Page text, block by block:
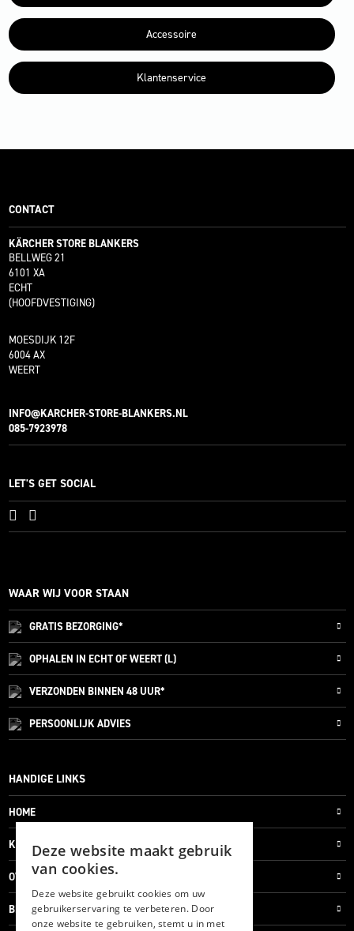
Accessoire
Klantenservice
CONTACT
KÄRCHER STORE BLANKERS
BELLWEG 21
6101 XA
ECHT
(HOOFDVESTIGING)
MOESDIJK 12F
6004 AX
WEERT
INFO@KARCHER-STORE-BLANKERS.NL
085-7923978
LET'S GET SOCIAL
WAAR WIJ VOOR STAAN
GRATISBEZORGING*
OPHALEN IN ECHT OF WEERT (L)
VERZONDEN BINNEN 48 UUR*
PERSOONLIJKADVIES
HANDIGE LINKS
HOME
KLANTENSERVICE
OVER ONS
BLOG
Deze website maakt gebruik
van cookies.
Deze website gebruikt cookies om uw
gebruikerservaring te verbeteren. Door
onze website te gebruiken, stemt u in met